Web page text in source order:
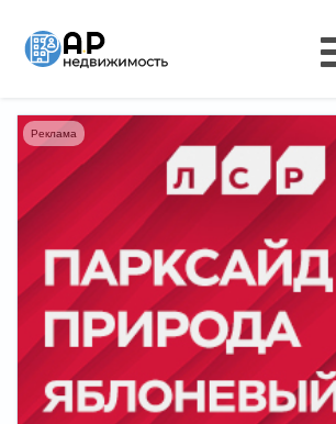
Главная
Все новостройки 3300
Новостройки на карте
Блог
Черный список ЖК
Рекламодателям
Политика конфиденциальности
Реклама